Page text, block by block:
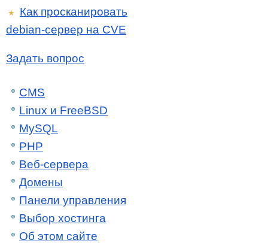
★
Как просканировать
debian-сервер на CVE
Задать вопрос
CMS
Linux и FreeBSD
MySQL
PHP
Веб-сервера
Домены
Панели управления
Выбор хостинга
Об этом сайте